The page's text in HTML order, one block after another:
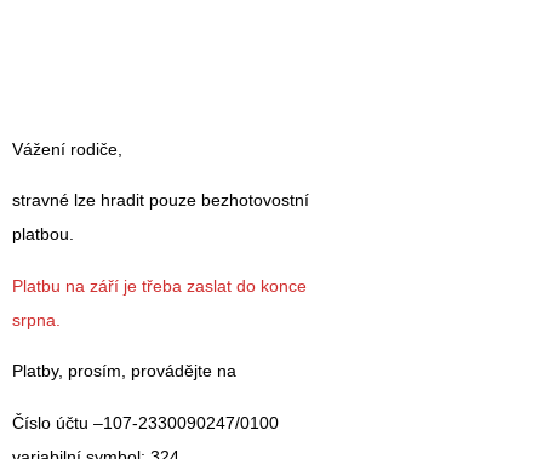
Vážení rodiče,
stravné lze hradit pouze bezhotovostní
platbou.
Platbu na září je třeba zaslat do konce
srpna.
Platby, prosím, provádějte na
Číslo účtu –107-2330090247/0100